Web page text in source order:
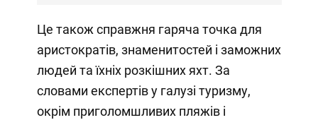
Це також справжня гаряча точка для
аристократів, знаменитостей і заможних
людей та їхніх розкішних яхт. За
словами експертів у галузі туризму,
окрім приголомшливих пляжів і